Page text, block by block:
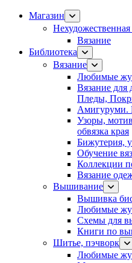
Магазин
Нехудожественная
Вязание
Библиотека
Вязание
Любимые
Вязание для
Пледы,
Амигуруми.
Узоры,
обвязка края
Бижутерия,
Обучение
Коллекции
Вязание
Вышивание
Вышивка
Любимые
Схемы для
Книги по
Шитье, пэчворк
Любимые